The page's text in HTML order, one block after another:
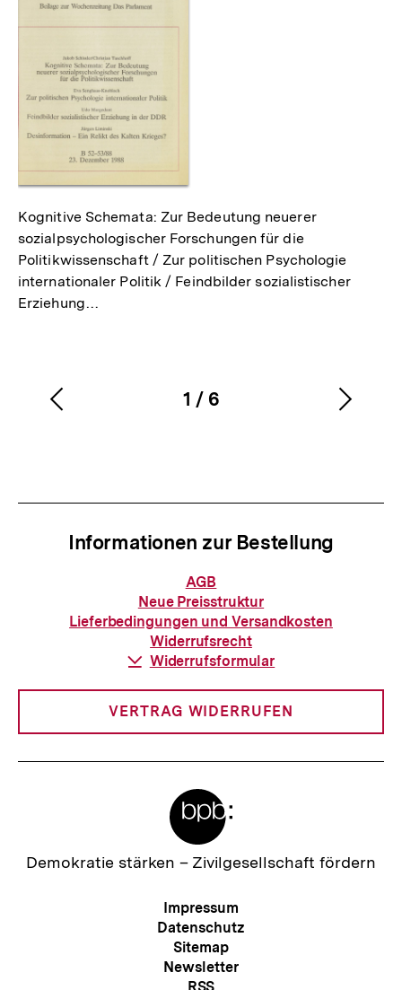
Kognitive Schemata: Zur Bedeutung neuerer
sozialpsychologischer Forschungen für die
Politikwissenschaft / Zur politischen Psychologie
internationaler Politik / Feindbilder sozialistischer
Erziehung…
Karussellinhalt
1
von
/ 6
Vorherigen
Informationen zur Bestellung
Informationen
zur
Bestellung
AGB
Neue Preisstruktur
Lieferbedingungen und Versandkosten
Widerrufsrecht
Download-
Widerrufsformular
VERTRAG WIDERRUFEN
Zur
Demokratie stärken – Zivilgesellschaft fördern
Meta-
Navigation
Impressum
Datenschutz
Sitemap
Newsletter